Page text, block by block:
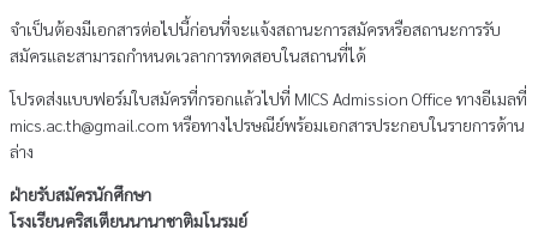
จําเป็นต้องมีเอกสารต่อไปนี้ก่อนที่จะแจ้งสถานะการสมัครหรือสถานะการรับ
สมัครและสามารถกําหนดเวลาการทดสอบในสถานที่ได้
โปรดส่งแบบฟอร์มใบสมัครที่กรอกแล้วไปที่ MICS Admission Office ทางอีเมลที่
mics.ac.th@gmail.com หรือทางไปรษณีย์พร้อมเอกสารประกอบในรายการด้าน
ล่าง
ฝ่ายรับสมัครนักศึกษา
โรงเรียนคริสเตียนนานาชาติมโนรมย์